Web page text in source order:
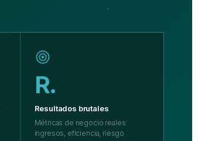
R.
Resultados brutales
Métricas de negocio reales:
ingresos, eficiencia, riesgo